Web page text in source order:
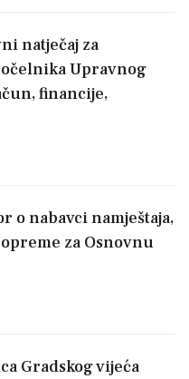
natječaj za
Upravnog
financije,
o nabavci namještaja,
za Osnovnu
Gradskog vijeća